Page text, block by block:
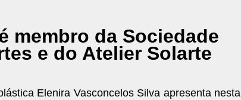
membro da Sociedade
e do Atelier Solarte
Elenira Vasconcelos Silva apresenta nesta